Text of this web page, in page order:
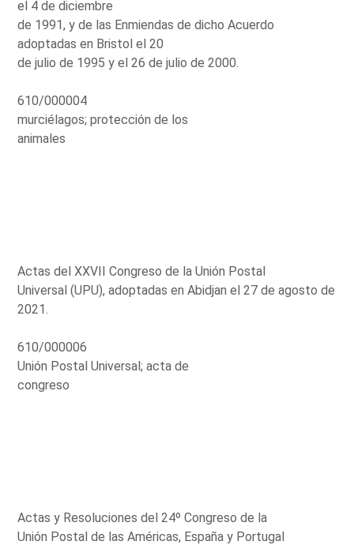
el 4 de diciembre
de 1991, y de las Enmiendas de dicho Acuerdo
adoptadas en Bristol el 20
de julio de 1995 y el 26 de julio de 2000.
610/000004
murciélagos; protección de los
animales
Actas del XXVII Congreso de la Unión Postal
Universal (UPU), adoptadas en Abidjan el 27 de agosto de
2021.
610/000006
Unión Postal Universal; acta de
congreso
Actas y Resoluciones del 24º Congreso de la
Unión Postal de las Américas, España y Portugal